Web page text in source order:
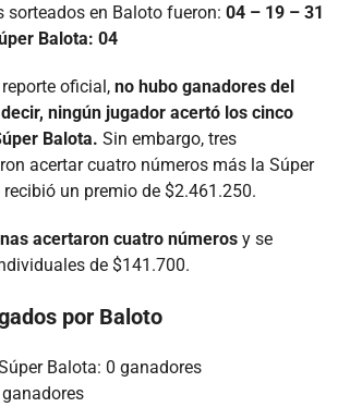
sorteados en Baloto fueron: 04 – 19 – 31
Balota: 04
oficial, no hubo ganadores del
ningún jugador acertó los cinco
Balota. Sin embargo, tres
acertar cuatro números más la Súper
un premio de $2.461.250.
acertaron cuatro números y se
de $141.700.
por Baloto
Balota: 0 ganadores